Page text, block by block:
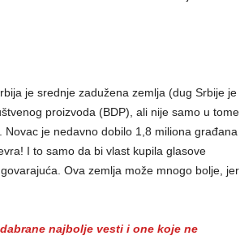
je srednje zadužena zemlja (dug Srbije je
proizvoda (BDP), ali nije samo u tome
je nedavno dobilo 1,8 miliona građana
I to samo da bi vlast kupila glasove
Ova zemlja može mnogo bolje, jer
najbolje vesti i one koje ne